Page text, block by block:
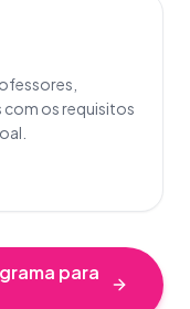
os requisitos
para